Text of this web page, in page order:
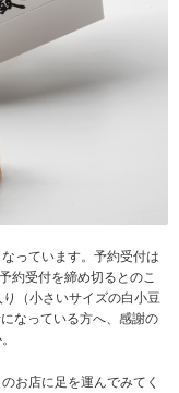
っています。予約受付は
約受付を締め切るとのこ
（小さいサイズの白小豆
なっている方へ、感謝の
お店に足を運んでみてく